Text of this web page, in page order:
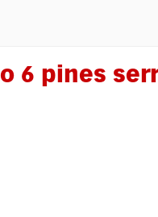
6 pines